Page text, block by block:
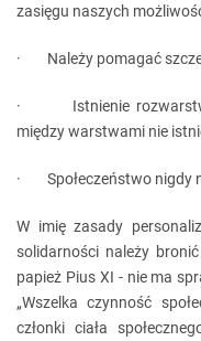
zasięgu naszych
· Należy pomagać
· Istnienie
między warstwami nie
· Społeczeństwo nigdy
W imię zasady
solidarności należy
papież Pius XI - nie ma
„Wszelka czynność
członki ciała